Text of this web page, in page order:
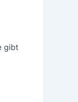
gibt